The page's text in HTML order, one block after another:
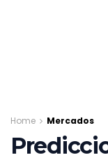
Home Mercados